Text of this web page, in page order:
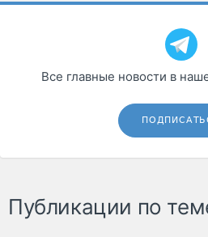
Все главные новости в
Публикации по